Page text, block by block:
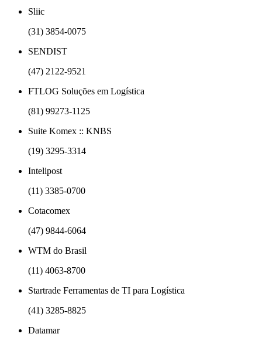
Sliic
(31) 3854-0075
SENDIST
(47) 2122-9521
FTLOG Soluções em Logística
(81) 99273-1125
Suite Komex :: KNBS
(19) 3295-3314
Intelipost
(11) 3385-0700
Cotacomex
(47) 9844-6064
WTM do Brasil
(11) 4063-8700
Startrade Ferramentas de TI para Logística
(41) 3285-8825
Datamar